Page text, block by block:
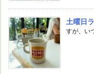
土曜日
すが、い